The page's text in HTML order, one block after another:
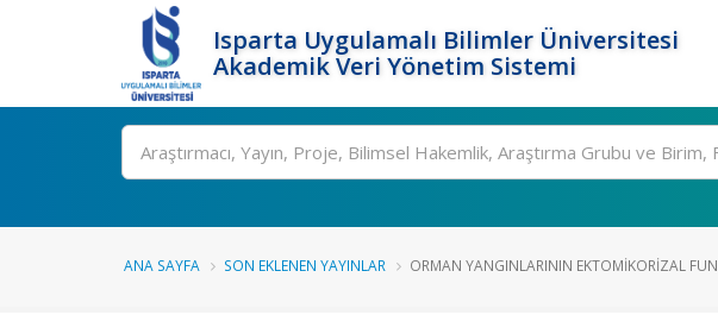
Isparta Uygulamalı Bilimler Üniversitesi
Akademik Veri Yönetim Sistemi
Ara
ANA SAYFA SON EKLENEN YAYINLAR ORMAN YANGINLARININ EKTOMIKORIZAL